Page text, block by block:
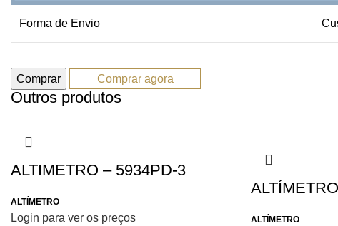
Forma de Envio
Comprar Comprar agora
Outros produtos
ALTIMETRO – 5934PD-3
ALTÍMETRO
Login para ver os preços ALTÍMETRO